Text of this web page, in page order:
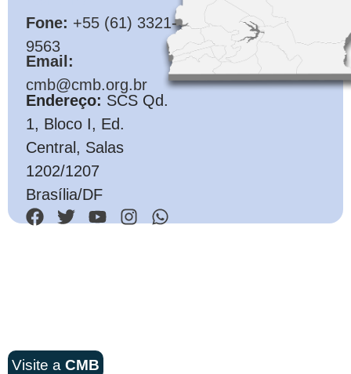
Fone: +55 (61) 3321-
9563
Email:
cmb@cmb.org.br
Endereço: SCS Qd.
1, Bloco I, Ed.
Central, Salas
1202/1207
Brasília/DF
Visite a CMB